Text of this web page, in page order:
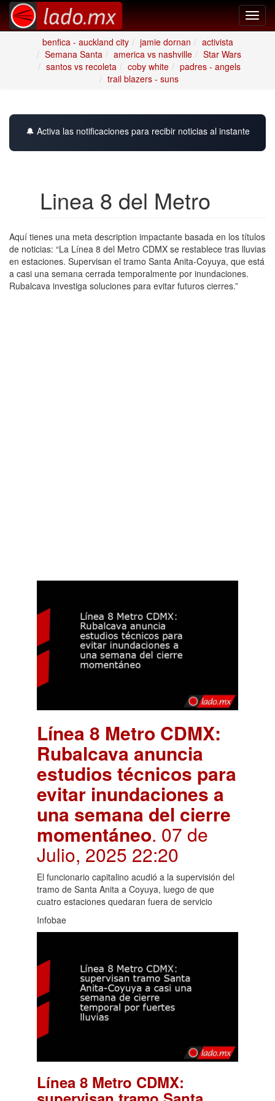
benfica - auckland city
jamie dornan
activista
Semana Santa
america vs nashville
Star Wars
santos vs recoleta
coby white
padres - angels
trail blazers - suns
🔔 Activa las notificaciones para recibir noticias al instante
Linea 8 del Metro
Aquí tienes una meta description impactante basada en los títulos
de noticias: “La Línea 8 del Metro CDMX se restablece tras lluvias
en estaciones. Supervisan el tramo Santa Anita-Coyuya, que está
a casi una semana cerrada temporalmente por inundaciones.
Rubalcava investiga soluciones para evitar futuros cierres.”
Línea 8 Metro CDMX:
Rubalcava anuncia
estudios técnicos para
evitar inundaciones a
una semana del cierre
momentáneo. 07 de
Julio, 2025 22:20
El funcionario capitalino acudió a la supervisión del
tramo de Santa Anita a Coyuya, luego de que
cuatro estaciones quedaran fuera de servicio
Infobae
Línea 8 Metro CDMX: